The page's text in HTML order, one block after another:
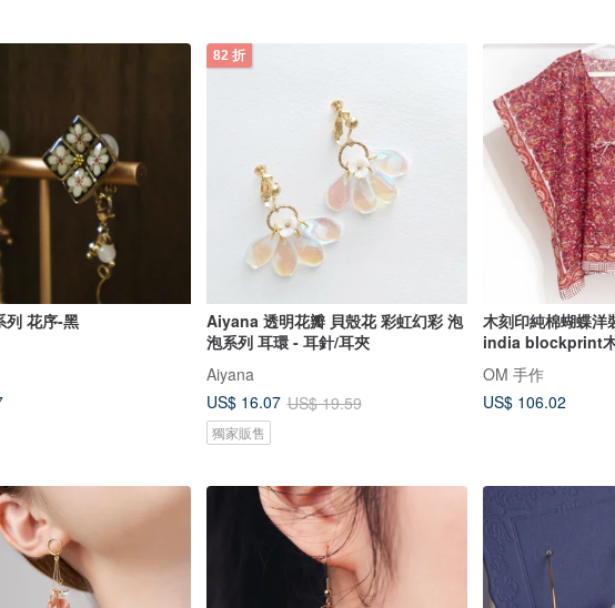
列 花序-黑
82 折
Aiyana 透明花瓣 貝殼花 彩虹幻彩 泡
泡系列 耳環 - 耳針/耳夾
Aiyana
US$ 16.07 US$ 19.59
獨家販售
木刻印純棉蝴蝶洋
india blockprint
OM 手作
US$ 106.02